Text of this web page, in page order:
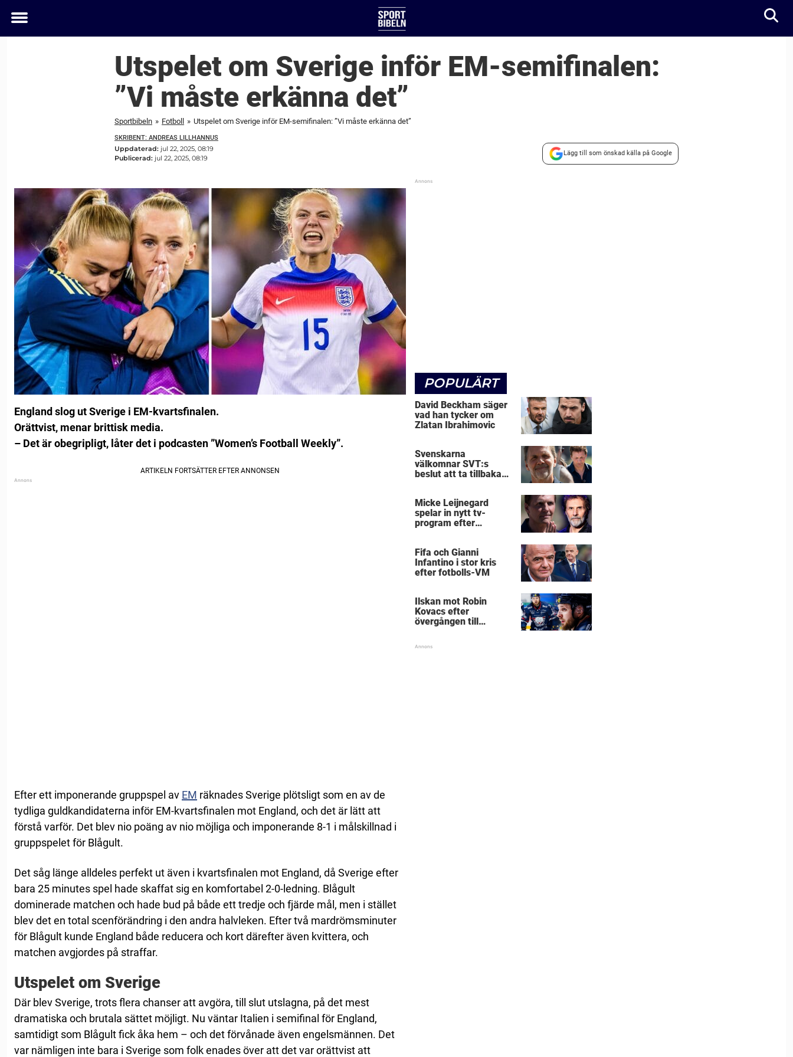
Toggle
Utspelet om Sverige inför EM-semifinalen:
”Vi måste erkänna det”
Sportbibeln » Fotboll » Utspelet om Sverige inför EM-semifinalen: ”Vi måste erkänna det”
SKRIBENT: ANDREAS LILLHANNUS
Uppdaterad: jul 22, 2025, 08:19
Publicerad: jul 22, 2025, 08:19
Lägg till som önskad källa på Google
England slog ut Sverige i EM-kvartsfinalen.
Orättvist, menar brittisk media.
– Det är obegripligt, låter det i podcasten ”Women’s Football Weekly”.
Efter ett imponerande gruppspel av EM räknades Sverige plötsligt som en av de
tydliga guldkandidaterna inför EM-kvartsfinalen mot England, och det är lätt att
förstå varför. Det blev nio poäng av nio möjliga och imponerande 8-1 i målskillnad i
gruppspelet för Blågult.
Det såg länge alldeles perfekt ut även i kvartsfinalen mot England, då Sverige efter
bara 25 minutes spel hade skaffat sig en komfortabel 2-0-ledning. Blågult
dominerade matchen och hade bud på både ett tredje och fjärde mål, men i stället
blev det en total scenförändring i den andra halvleken. Efter två mardrömsminuter
för Blågult kunde England både reducera och kort därefter även kvittera, och
matchen avgjordes på straffar.
Utspelet om Sverige
Där blev Sverige, trots flera chanser att avgöra, till slut utslagna, på det mest
dramatiska och brutala sättet möjligt. Nu väntar Italien i semifinal för England,
samtidigt som Blågult fick åka hem – och det förvånade även engelsmännen. Det
var nämligen inte bara i Sverige som folk enades över att det var orättvist att
POPULÄRT
David Beckham säger
vad han tycker om
Zlatan Ibrahimovic
Svenskarna
välkomnar SVT:s
beslut att ta tillbaka
Micke Leijnegard
spelar in nytt tv-
program efter
Fifa och Gianni
Infantino i stor kris
efter fotbolls-VM
Ilskan mot Robin
Kovacs efter
övergången till